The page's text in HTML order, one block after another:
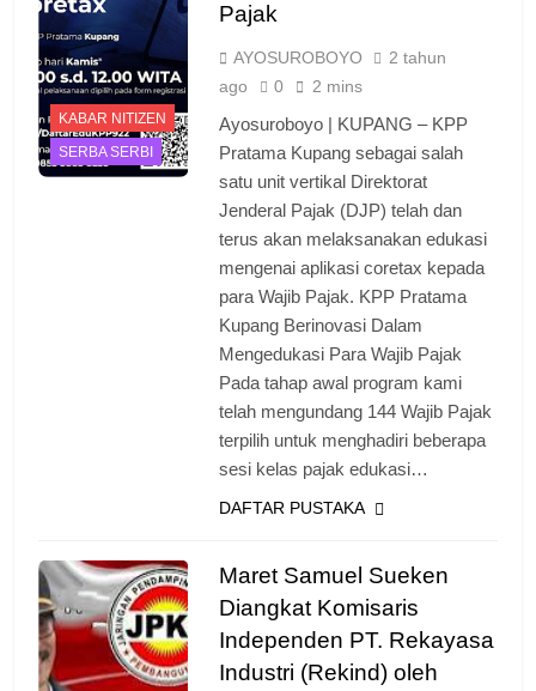
KABAR NITIZEN
SERBA SERBI
Pajak
AYOSUROBOYO
2 tahun
ago
0 2 mins
Ayosuroboyo | KUPANG – KPP
Pratama Kupang sebagai salah
satu unit vertikal Direktorat
Jenderal Pajak (DJP) telah dan
terus akan melaksanakan edukasi
mengenai aplikasi coretax kepada
para Wajib Pajak. KPP Pratama
Kupang Berinovasi Dalam
Mengedukasi Para Wajib Pajak
Pada tahap awal program kami
telah mengundang 144 Wajib Pajak
terpilih untuk menghadiri beberapa
sesi kelas pajak edukasi…
DAFTAR PUSTAKA
Maret Samuel Sueken
Diangkat Komisaris
Independen PT. Rekayasa
Industri (Rekind) oleh